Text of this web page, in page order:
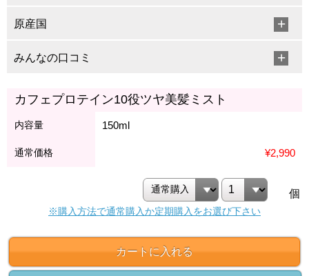
原産国
みんなの口コミ
カフェプロテイン10役ツヤ美髪ミスト
内容量 150ml
通常価格 ¥2,990
個
※購入方法で通常購入か定期購入をお選び下さい
カートに入れる